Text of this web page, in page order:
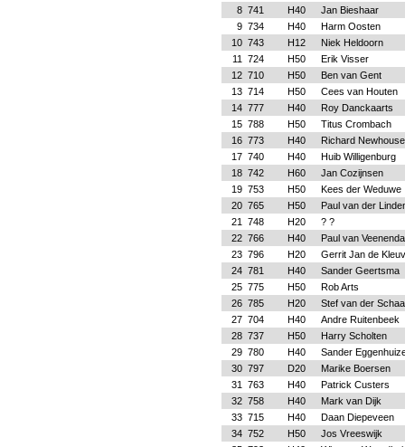
8 741 H40
Jan Bieshaar
9 734 H40
Harm Oosten
10 743 H12
Niek Heldoorn
11
724 H50
Erik Visser
12 710 H50
Ben van Gent
13 714 H50
Cees van Houten
14 777 H40
Roy Danckaarts
15 788 H50
Titus Crombach
16 773 H40
Richard Newhouse
17 740 H40
Huib Willigenburg
18 742 H60
Jan Cozijnsen
19 753 H50
Kees der Weduwe
20 765 H50
Paul van der
21
748 H20
? ?
22 766 H40
Paul van
23 796 H20
Gerrit Jan de
24 781 H40
Sander Geertsma
25 775 H50
Rob Arts
26 785 H20
Stef van der
27 704 H40
Andre Ruitenbeek
28 737 H50
Harry Scholten
29 780 H40
Sander
30 797 D20
Marike Boersen
31
763 H40
Patrick Custers
32 758 H40
Mark van Dijk
33 715 H40
Daan Diepeveen
34 752 H50
Jos Vreeswijk